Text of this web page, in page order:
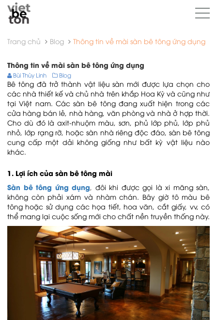
Trang chủ Blog Thông tin về mài sàn bê tông ứng dụng
Thông tin về mài sàn bê tông ứng dụng
Bùi Thùy Linh Blog
Bê tông đã trở thành vật liệu sàn mới được lựa chọn cho
các nhà thiết kế và chủ nhà trên khắp Hoa Kỳ và cũng như
tại Việt nam. Các sàn bê tông đang xuất hiện trong các
cửa hàng bán lẻ, nhà hàng, văn phòng và nhà ở hợp thời.
Cho dù đó là axit-nhuộm màu, sơn, phủ lớp phủ, lớp phủ
nhỏ, lớp rạng rỡ, hoặc sàn nhà riêng độc đáo, sàn bê tông
cung cấp một dải không giống như bất kỳ vật liệu nào
khác.
1. Lợi ích của sàn bê tông mài
Sàn bê tông ứng dụng, đôi khi được gọi là xi măng sàn,
không còn phải xám và nhàm chán. Bây giờ tô màu bê
tông hoặc sử dụng các họa tiết, hoa văn, cắt giấy, vv, có
thể mang lại cuộc sống mới cho chất nền truyền thống này.